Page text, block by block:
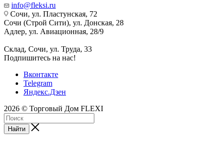
info@fleksi.ru
Сочи, ул. Пластунская, 72
Сочи (Строй Сити), ул. Донская, 28
Адлер, ул. Авиационная, 28/9
Склад, Сочи, ул. Труда, 33
Подпишитесь на нас!
Вконтакте
Telegram
Яндекс.Дзен
2026 © Торговый Дом FLEXI
Найти